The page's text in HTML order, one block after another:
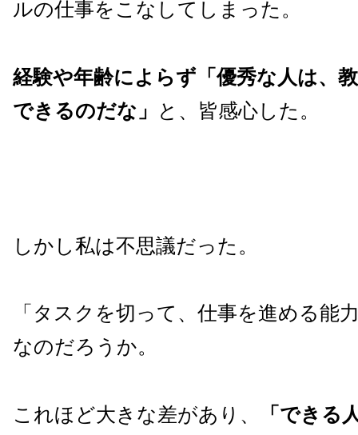
ルの仕事をこなしてしまった。
経験や年齢によらず「優秀な人は、
できるのだな」 と、皆感心した。
しかし私は不思議だった。
「タスクを切って、仕事を進める能
なのだろうか。
これほど大きな差があり、
「できる